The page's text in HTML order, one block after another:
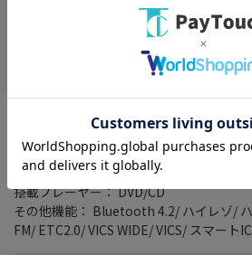
在庫がありません
タイプ： ラージサイズモデル
画面サイズ： 9 型
記録メディアタイプ： メモリ
TVチューナー： フルセグ(地デジ)
搭載プレーヤー： DVD/CD
その他機能： Bluetooth 4.2/ ハイレゾ/
FM/ ETC2.0/ VICS WIDE/ VICS/ スマート